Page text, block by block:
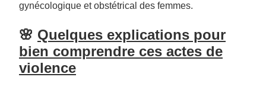
gynécologique et obstétrical des femmes.
🌸 Quelques explications pour
bien comprendre ces actes de
violence